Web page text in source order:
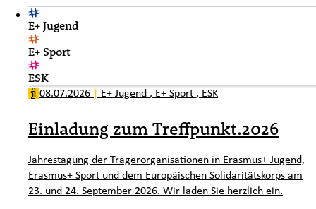
E+ Jugend
E+ Sport
ESK
08.07.2026 | E+ Jugend , E+ Sport , ESK
Einladung zum Treffpunkt.2026
Jahrestagung der Trägerorganisationen in Erasmus+ Jugend,
Erasmus+ Sport und dem Europäischen Solidaritätskorps am
23. und 24. September 2026. Wir laden Sie herzlich ein.